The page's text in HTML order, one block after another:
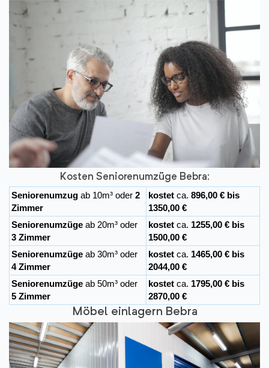
Kosten Seniorenumzüge Bebra:
Seniorenumzug ab 10m³ oder 2
Zimmer
kostet ca. 896,00 € bis
1350,00 €
Seniorenumzüge ab 20m³ oder
3 Zimmer
kostet ca. 1255,00 € bis
1500,00 €
Seniorenumzüge ab 30m³ oder
4 Zimmer
kostet ca. 1465,00 € bis
2044,00 €
Seniorenumzüge ab 50m³ oder
5 Zimmer
kostet ca. 1795,00 € bis
2870,00 €
Möbel einlagern Bebra